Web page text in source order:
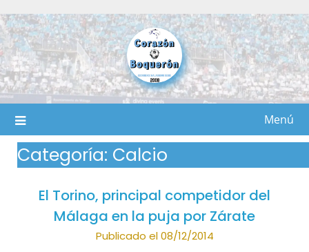
al
contenido
Menú
Categoría: Calcio
El Torino, principal competidor del
Málaga en la puja por Zárate
Publicado el 08/12/2014